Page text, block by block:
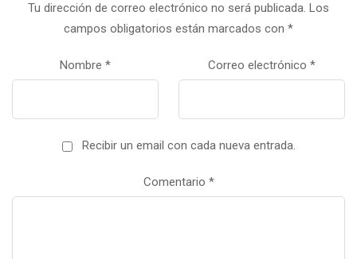
Tu dirección de correo electrónico no será publicada. Los
campos obligatorios están marcados con *
Nombre * Correo electrónico *
Recibir un email con cada nueva entrada.
Comentario *